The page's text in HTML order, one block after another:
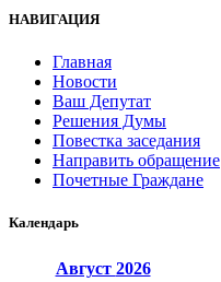
НАВИГАЦИЯ
Главная
Новости
Ваш Депутат
Решения Думы
Повестка заседания
Направить обращение
Почетные Граждане
Календарь
Август 2026